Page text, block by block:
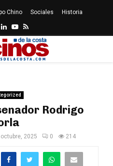
Chino Sociales Historia
Twitter
LinkedinYoutube
Rss
Rodrigo
octubre, 2025 0 214